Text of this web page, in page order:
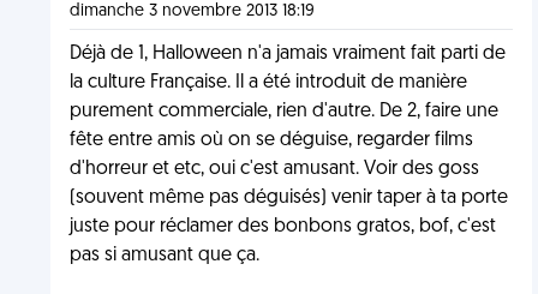
dimanche 3 novembre 2013 18:19
Déjà de 1, Halloween n'a jamais vraiment fait parti de
la culture Française. Il a été introduit de manière
purement commerciale, rien d'autre. De 2, faire une
fête entre amis où on se déguise, regarder films
d'horreur et etc, oui c'est amusant. Voir des goss
(souvent même pas déguisés) venir taper à ta porte
juste pour réclamer des bonbons gratos, bof, c'est
pas si amusant que ça.